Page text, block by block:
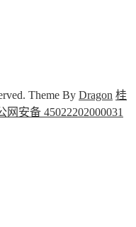
Theme By Dragon 桂
网安备 45022202000031